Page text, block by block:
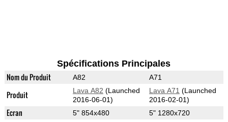
Spécifications Principales
Nom du Produit A82 A71
Produit Lava A82 (Launched
2016-06-01)
Lava A71 (Launched
2016-02-01)
Ecran 5" 854x480 5" 1280x720